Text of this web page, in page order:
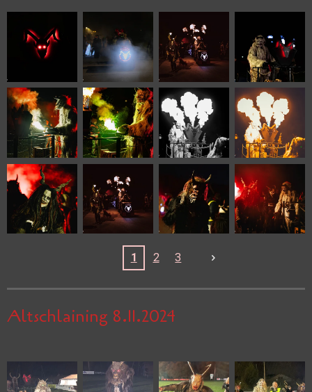
1 2 3
Altschlaining 8.11.2024